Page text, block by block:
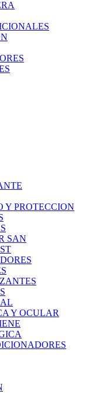
Y PROTECCION
SAN
Y OCULAR